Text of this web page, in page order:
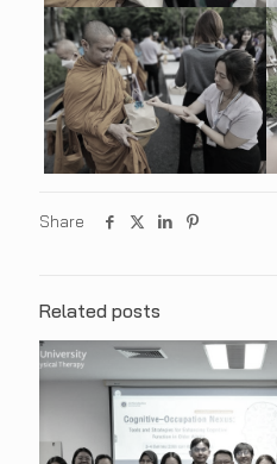
Share
Related posts